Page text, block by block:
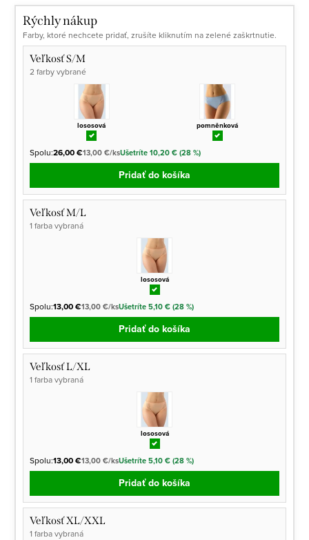
Rýchly nákup
Farby, ktoré nechcete pridať, zrušíte kliknutím na zelené zaškrtnutie.
Veľkosť S/M
2 farby vybrané
lososová pomněnková
Spolu:26,00 €13,00 €/ksUšetríte 10,20 € (28 %)
Pridať do košíka
Veľkosť M/L
1 farba vybraná
lososová
Spolu:13,00 €13,00 €/ksUšetríte 5,10 € (28 %)
Pridať do košíka
Veľkosť L/XL
1 farba vybraná
lososová
Spolu:13,00 €13,00 €/ksUšetríte 5,10 € (28 %)
Pridať do košíka
Veľkosť XL/XXL
1 farba vybraná